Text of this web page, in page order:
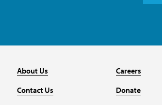
About Us
Contact Us
Careers
Donate